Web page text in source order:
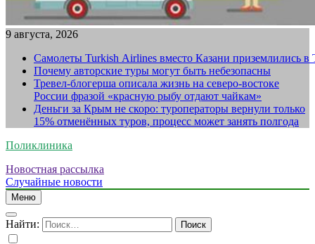
9 августа, 2026
Самолеты Turkish Airlines вместо Казани приземлились в
Почему авторские туры могут быть небезопасны
Тревел-блогерша описала жизнь на северо-востоке
России фразой «красную рыбу отдают чайкам»
Деньги за Крым не скоро: туроператоры вернули только
15% отменённых туров, процесс может занять полгода
Поликлиника
Новостная рассылка
Случайные новости
Меню
Найти: